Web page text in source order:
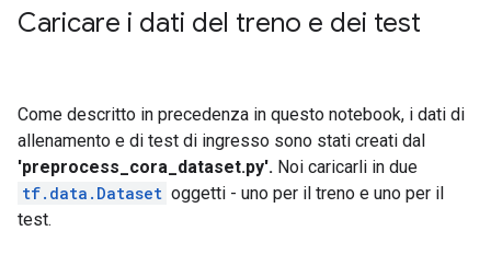
Caricare i dati del treno e dei test
Come descritto in precedenza in questo notebook, i dati di
allenamento e di test di ingresso sono stati creati dal
'preprocess_cora_dataset.py'. Noi caricarli in due
tf.data.Dataset oggetti - uno per il treno e uno per il
test.